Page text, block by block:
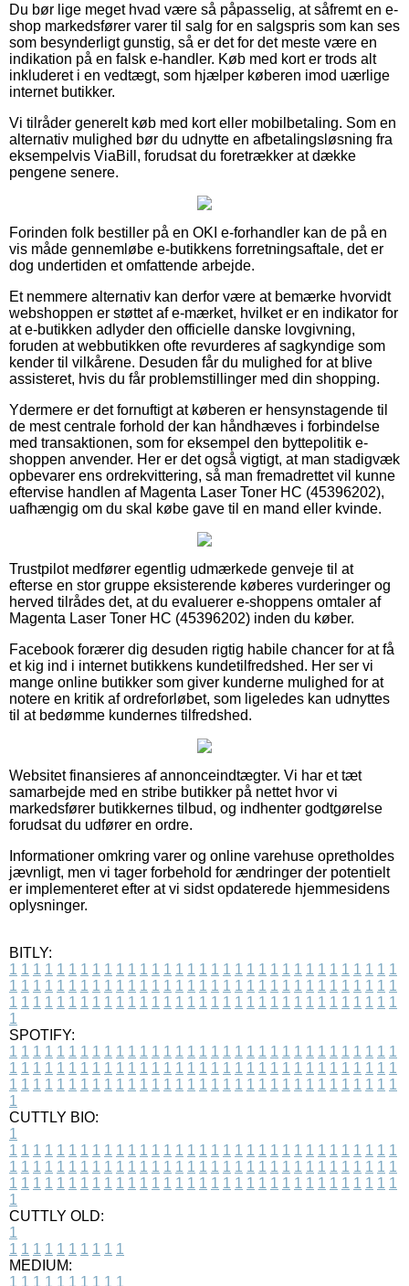
Du bør lige meget hvad være så påpasselig, at såfremt en e-
shop markedsfører varer til salg for en salgspris som kan ses
som besynderligt gunstig, så er det for det meste være en
indikation på en falsk e-handler. Køb med kort er trods alt
inkluderet i en vedtægt, som hjælper køberen imod uærlige
internet butikker.
Vi tilråder generelt køb med kort eller mobilbetaling. Som en
alternativ mulighed bør du udnytte en afbetalingsløsning fra
eksempelvis ViaBill, forudsat du foretrækker at dække
pengene senere.
Forinden folk bestiller på en OKI e-forhandler kan de på en
vis måde gennemløbe e-butikkens forretningsaftale, det er
dog undertiden et omfattende arbejde.
Et nemmere alternativ kan derfor være at bemærke hvorvidt
webshoppen er støttet af e-mærket, hvilket er en indikator for
at e-butikken adlyder den officielle danske lovgivning,
foruden at webbutikken ofte revurderes af sagkyndige som
kender til vilkårene. Desuden får du mulighed for at blive
assisteret, hvis du får problemstillinger med din shopping.
Ydermere er det fornuftigt at køberen er hensynstagende til
de mest centrale forhold der kan håndhæves i forbindelse
med transaktionen, som for eksempel den byttepolitik e-
shoppen anvender. Her er det også vigtigt, at man stadigvæk
opbevarer ens ordrekvittering, så man fremadrettet vil kunne
eftervise handlen af Magenta Laser Toner HC (45396202),
uafhængig om du skal købe gave til en mand eller kvinde.
Trustpilot medfører egentlig udmærkede genveje til at
efterse en stor gruppe eksisterende køberes vurderinger og
herved tilrådes det, at du evaluerer e-shoppens omtaler af
Magenta Laser Toner HC (45396202) inden du køber.
Facebook forærer dig desuden rigtig habile chancer for at få
et kig ind i internet butikkens kundetilfredshed. Her ser vi
mange online butikker som giver kunderne mulighed for at
notere en kritik af ordreforløbet, som ligeledes kan udnyttes
til at bedømme kundernes tilfredshed.
Websitet finansieres af annonceindtægter. Vi har et tæt
samarbejde med en stribe butikker på nettet hvor vi
markedsfører butikkernes tilbud, og indhenter godtgørelse
forudsat du udfører en ordre.
Informationer omkring varer og online varehuse opretholdes
jævnligt, men vi tager forbehold for ændringer der potentielt
er implementeret efter at vi sidst opdaterede hjemmesidens
oplysninger.
BITLY:
1 1 1 1 1 1 1 1 1 1 1 1 1 1 1 1 1 1 1 1 1 1 1 1 1 1 1 1 1 1 1 1 1
1 1 1 1 1 1 1 1 1 1 1 1 1 1 1 1 1 1 1 1 1 1 1 1 1 1 1 1 1 1 1 1 1
1 1 1 1 1 1 1 1 1 1 1 1 1 1 1 1 1 1 1 1 1 1 1 1 1 1 1 1 1 1 1 1 1
1
SPOTIFY:
1 1 1 1 1 1 1 1 1 1 1 1 1 1 1 1 1 1 1 1 1 1 1 1 1 1 1 1 1 1 1 1 1
1 1 1 1 1 1 1 1 1 1 1 1 1 1 1 1 1 1 1 1 1 1 1 1 1 1 1 1 1 1 1 1 1
1 1 1 1 1 1 1 1 1 1 1 1 1 1 1 1 1 1 1 1 1 1 1 1 1 1 1 1 1 1 1 1 1
1
CUTTLY BIO:
1
1 1 1 1 1 1 1 1 1 1 1 1 1 1 1 1 1 1 1 1 1 1 1 1 1 1 1 1 1 1 1 1 1
1 1 1 1 1 1 1 1 1 1 1 1 1 1 1 1 1 1 1 1 1 1 1 1 1 1 1 1 1 1 1 1 1
1 1 1 1 1 1 1 1 1 1 1 1 1 1 1 1 1 1 1 1 1 1 1 1 1 1 1 1 1 1 1 1 1
1
CUTTLY OLD:
1
1 1 1 1 1 1 1 1 1 1
MEDIUM:
1 1 1 1 1 1 1 1 1 1